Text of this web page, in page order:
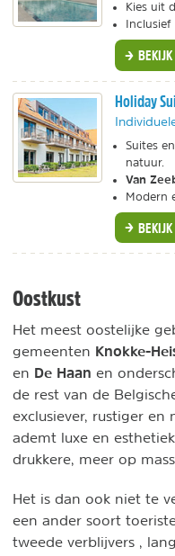
Kies uit
BEKIJK
Holiday
Suites
natuur.
Van
Modern
BEKIJK
Oostkust
Het meest oostelijke
gemeenten Knokke-
en De Haan en
de rest van de
exclusiever, rustiger en
ademt luxe en
drukkere, meer op
Het is dan ook niet te
een ander soort
tweede verblijvers ,